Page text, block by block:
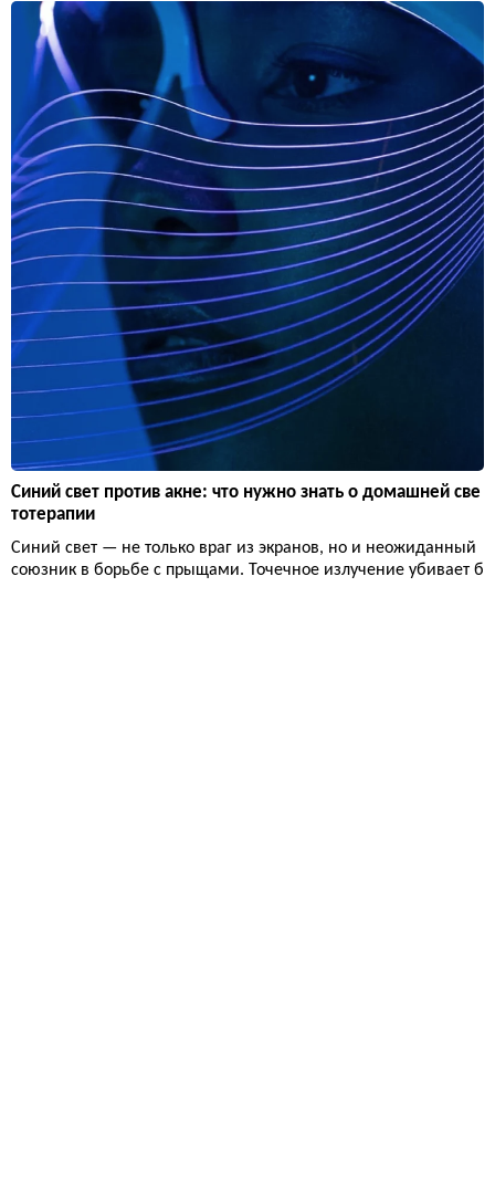
Синий свет против акне: что нужно знать о домашней све
тотерапии
Синий свет — не только враг из экранов, но и неожиданный
союзник в борьбе с прыщами. Точечное излучение убивает б